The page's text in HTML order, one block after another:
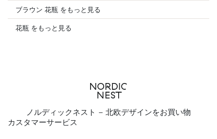
ブラウン 花瓶 をもっと見る
花瓶 をもっと見る
ノルディックネスト - 北欧デザインをお買い物
カスタマーサービス